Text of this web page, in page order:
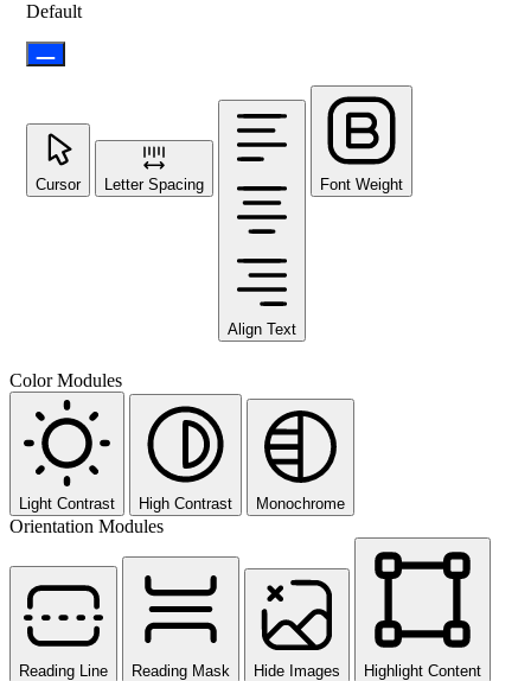
Default
Cursor Letter Spacing
Align Text
Font Weight
Color Modules
Light Contrast High Contrast Monochrome
Orientation Modules
Reading Line Reading Mask Hide Images Highlight Content